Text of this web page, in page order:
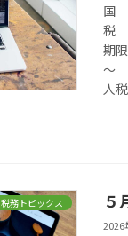
国
期
～
人
税務トピックス ５
2026